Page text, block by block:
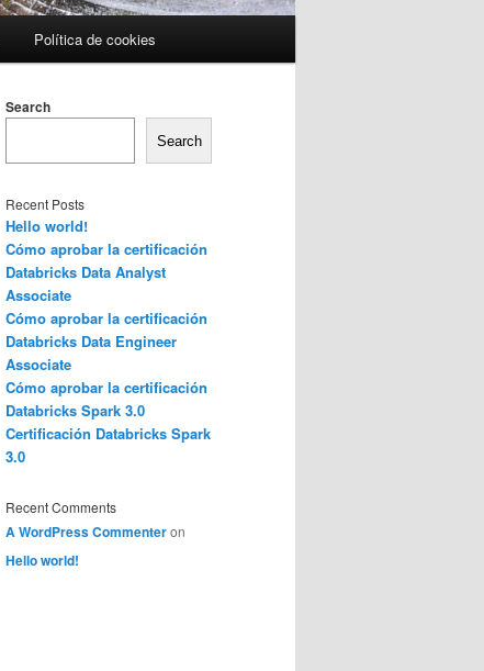
Política de cookies
Search
Search
Recent Posts
Hello world!
Cómo aprobar la certificación
Databricks Data Analyst
Associate
Cómo aprobar la certificación
Databricks Data Engineer
Associate
Cómo aprobar la certificación
Databricks Spark 3.0
Certificación Databricks Spark
3.0
Recent Comments
A WordPress Commenteron
Hello world!